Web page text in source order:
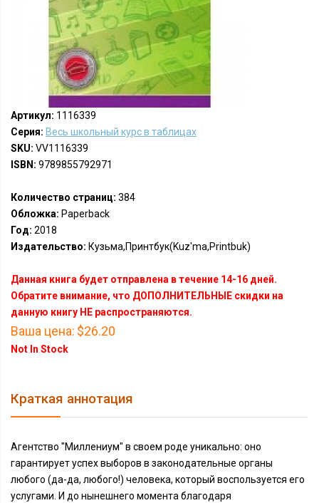
Артикул: 1116339
Серия: Весь школьный курс в таблицах
SKU: VV1116339
ISBN: 9789855792971
Количество страниц: 384
Обложка: Paperback
Год: 2018
Издательство: Кузьма,Принтбук(Kuz'ma,Printbuk)
Данная книга будет отправлена в течение 14-16 дней.
Обратите внимание, что ДОПОЛНИТЕЛЬНЫЕ скидки на
данную книгу НЕ распространяются.
Ваша цена: $26.20
Not In Stock
Краткая аннотация
Агентство "Миллениум" в своем роде уникально: оно
гарантирует успех выборов в законодательные органы
любого (да-да, любого!) человека, который воспользуется его
услугами. И до нынешнего момента благодаря